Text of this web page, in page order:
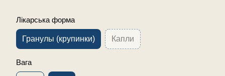
Лікарська форма
Гранулы (крупинки) Капли
Вага